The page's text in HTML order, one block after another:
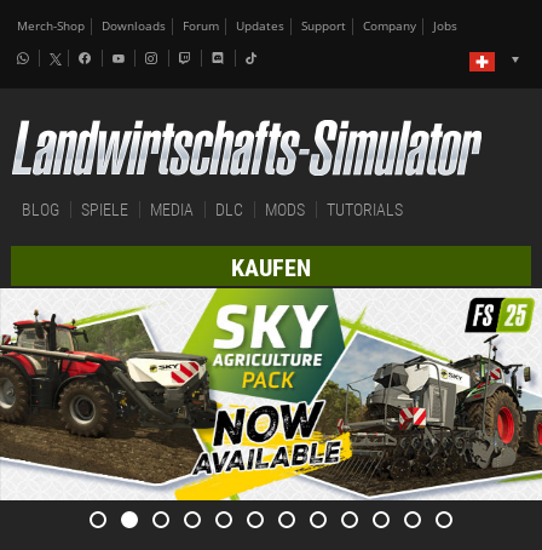
Merch-Shop Downloads Forum Updates Support Company Jobs
BLOG SPIELE MEDIA DLC MODS TUTORIALS
KAUFEN